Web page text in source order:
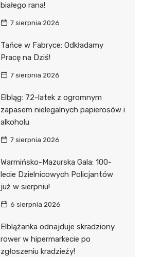
białego rana!
7 sierpnia 2026
Tańce w Fabryce: Odkładamy
Pracę na Dziś!
7 sierpnia 2026
Elbląg: 72-latek z ogromnym
zapasem nielegalnych papierosów i
alkoholu
7 sierpnia 2026
Warmińsko-Mazurska Gala: 100-
lecie Dzielnicowych Policjantów
już w sierpniu!
6 sierpnia 2026
Elblążanka odnajduje skradziony
rower w hipermarkecie po
zgłoszeniu kradzieży!